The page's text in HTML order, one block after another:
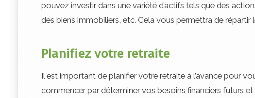
pouvez investir dans une variété d’actifs tels que des
des biens immobiliers, etc. Cela vous permettra de
Planifiez votre retraite
Il est important de planifier votre retraite à l’avance pour
commencer par déterminer vos besoins financiers futurs